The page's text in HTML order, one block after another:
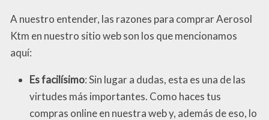
A nuestro entender, las razones para comprar Aerosol
Ktm en nuestro sitio web son los que mencionamos
aquí:
Es facilísimo: Sin lugar a dudas, esta es una de las
virtudes más importantes. Como haces tus
compras online en nuestra web y, además de eso, lo